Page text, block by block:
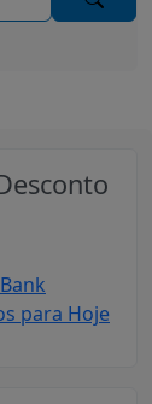
para Hoje